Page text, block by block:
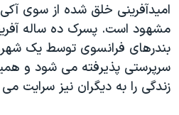
امیدآفرینی خلق شده از سوی
مشهود است. پسرک ده ساله
بندرهای فرانسوی توسط یک
سرپرستی پذیرفته می شود و
زندگی را به دیگران نیز سرایت